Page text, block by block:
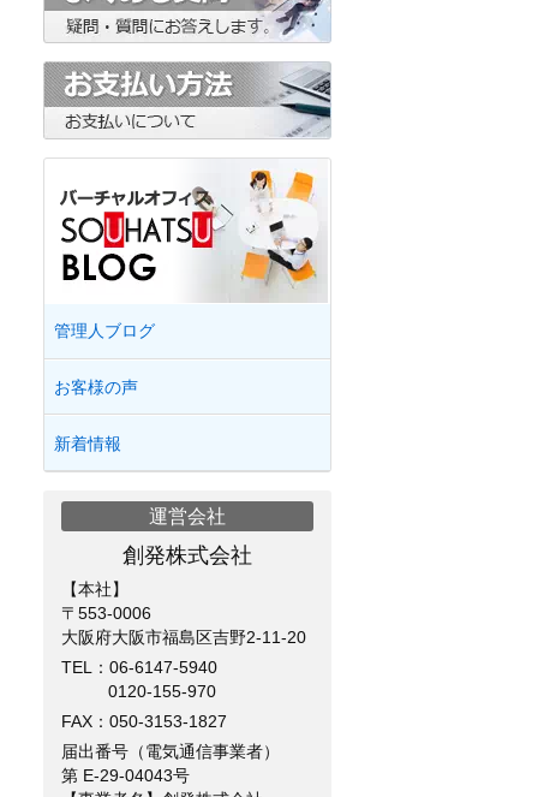
管理人ブログ
お客様の声
新着情報
運営会社
創発株式会社
【本社】
〒553-0006
大阪府大阪市福島区吉野2-11-20
TEL： 06-6147-5940
0120-155-970
FAX：050-3153-1827
届出番号（電気通信事業者）
第 E-29-04043号